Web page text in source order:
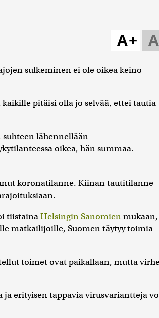
A+
sulkeminen ei ole oikea keino
pitäisi olla jo selvää, ettei tautia
suhteen lähennellään
oikea, hän summaa.
koronatilanne. Kiinan tautitilanne
tiistainaHelsingin Sanomienmukaan,
matkailijoille, Suomen täytyy toimia
toimet ovat paikallaan, mutta
erityisen tappavia virusvariantteja